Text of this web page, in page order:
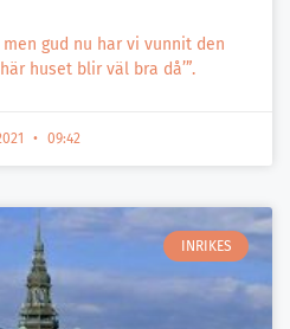
gud nu har vi vunnit den
huset blir väl bra då’”.
09:42
INRIKES